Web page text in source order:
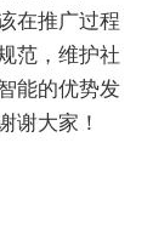
在推广过程
范，维护社
能的优势发
谢大家！